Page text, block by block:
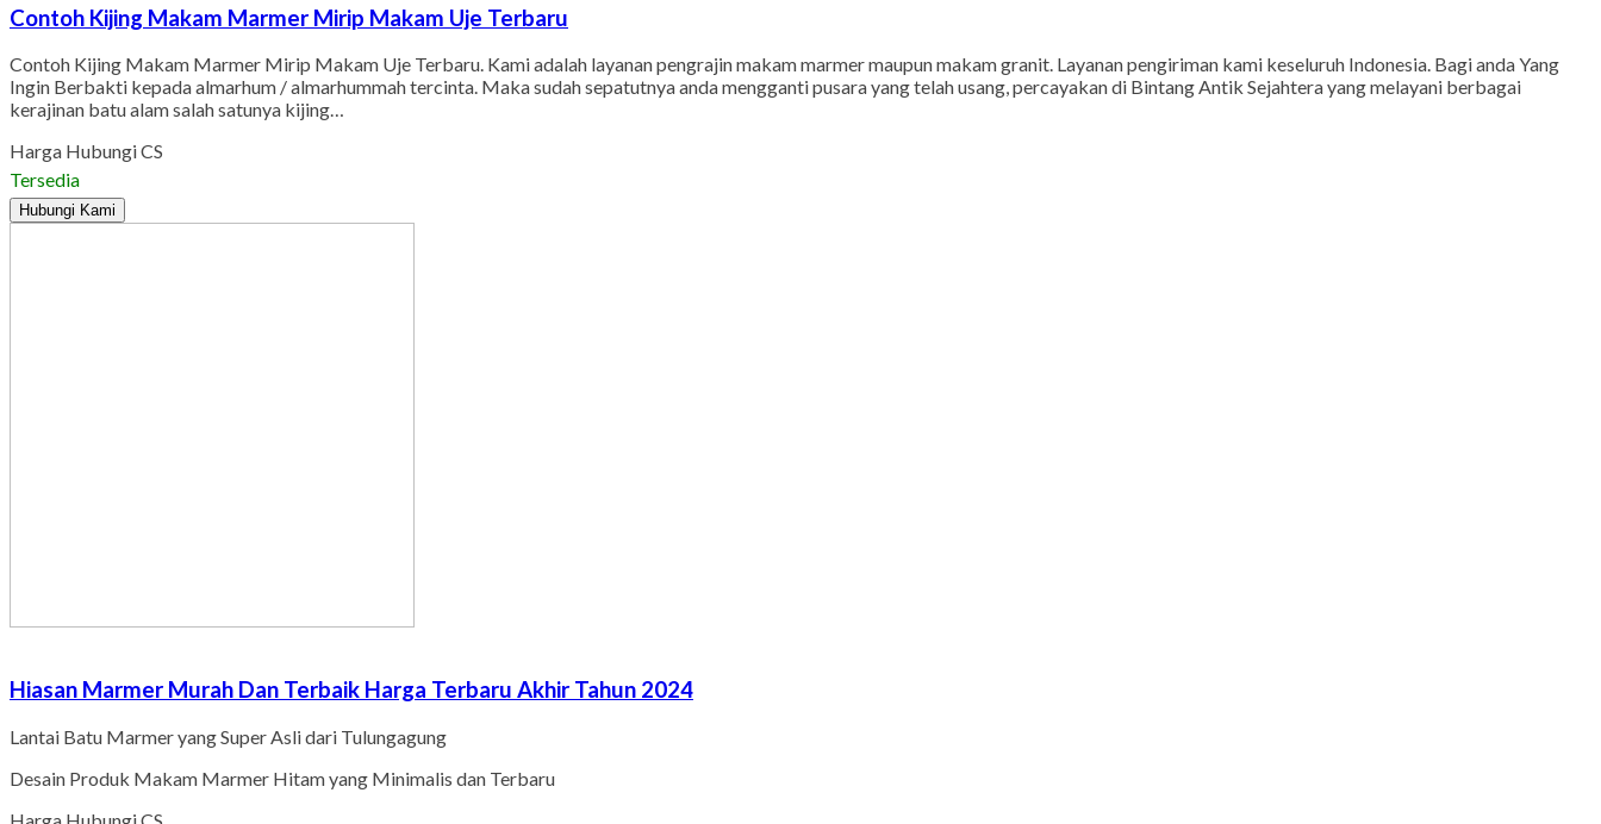
Contoh Kijing Makam Marmer Mirip Makam Uje Terbaru
Contoh Kijing Makam Marmer Mirip Makam Uje Terbaru. Kami adalah layanan pengrajin makam marmer maupun makam granit. Layanan pengiriman kami keseluruh Indonesia. Bagi anda Yang
Ingin Berbakti kepada almarhum / almarhummah tercinta. Maka sudah sepatutnya anda mengganti pusara yang telah usang, percayakan di Bintang Antik Sejahtera yang melayani berbagai
kerajinan batu alam salah satunya kijing…
Harga Hubungi CS
Tersedia
Hubungi Kami
Hiasan Marmer Murah Dan Terbaik Harga Terbaru Akhir Tahun 2024
Lantai Batu Marmer yang Super Asli dari Tulungagung
Desain Produk Makam Marmer Hitam yang Minimalis dan Terbaru